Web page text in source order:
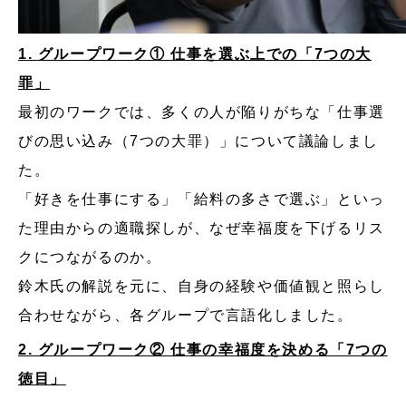
1. グループワーク① 仕事を選ぶ上での「7つの大
罪」
最初のワークでは、多くの人が陥りがちな「仕事選
びの思い込み（7つの大罪）」について議論しまし
た。
「好きを仕事にする」「給料の多さで選ぶ」といっ
た理由からの適職探しが、なぜ幸福度を下げるリス
クにつながるのか。
鈴木氏の解説を元に、自身の経験や価値観と照らし
合わせながら、各グループで言語化しました。
2. グループワーク② 仕事の幸福度を決める「7つの
徳目」